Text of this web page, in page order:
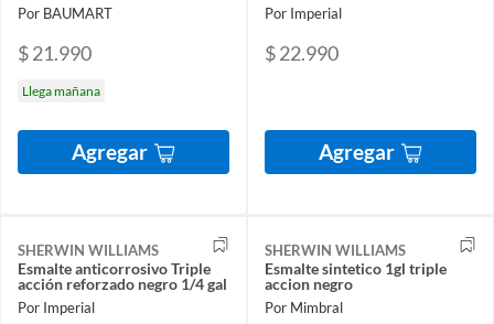
Por BAUMART
$ 21.990
Llega mañana
Agregar
Por Imperial
$ 22.990
Agregar
SHERWIN WILLIAMS
Esmalte anticorrosivo Triple
acción reforzado negro 1/4 gal
Por Imperial
SHERWIN WILLIAMS
Esmalte sintetico 1gl triple
accion negro
Por Mimbral